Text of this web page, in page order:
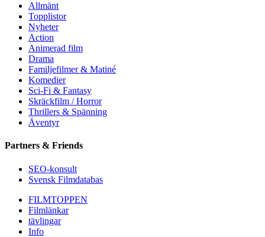
Allmänt
Topplistor
Nyheter
Action
Animerad film
Drama
Familjefilmer & Matiné
Komedier
Sci-Fi & Fantasy
Skräckfilm / Horror
Thrillers & Spänning
Äventyr
Partners & Friends
SEO-konsult
Svensk Filmdatabas
FILMTOPPEN
Filmlänkar
tävlingar
Info